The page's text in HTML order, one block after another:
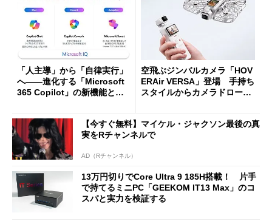
「人主導」から「自律実行」
へ――進化する「Microsoft
365 Copilot」の新機能とエ
空飛ぶジンバルカメラ「HOV
ERAir VERSA」登場 手持ち
スタイルからカメラドローン
【今すぐ無料】マイケル・ジャクソン最後の真
実をRチャンネルで
AD（Rチャンネル）
13万円切りでCore Ultra 9 185H搭載！ 片手
で持てるミニPC「GEEKOM IT13 Max」のコ
スパと実力を検証する